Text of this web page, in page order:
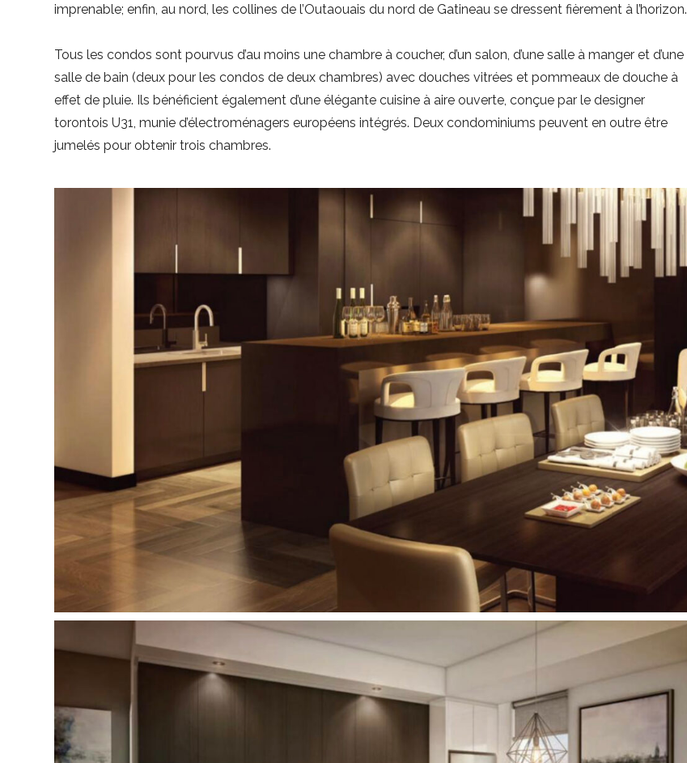
imprenable; enfin, au nord, les collines de l’Outaouais du nord de Gatineau se dressent fièrement à l’horizon.
Tous les condos sont pourvus d’au moins une chambre à coucher, d’un salon, d’une salle à manger et d’une
salle de bain (deux pour les condos de deux chambres) avec douches vitrées et pommeaux de douche à
effet de pluie. Ils bénéficient également d’une élégante cuisine à aire ouverte, conçue par le designer
torontois U31, munie d’électroménagers européens intégrés. Deux condominiums peuvent en outre être
jumelés pour obtenir trois chambres.